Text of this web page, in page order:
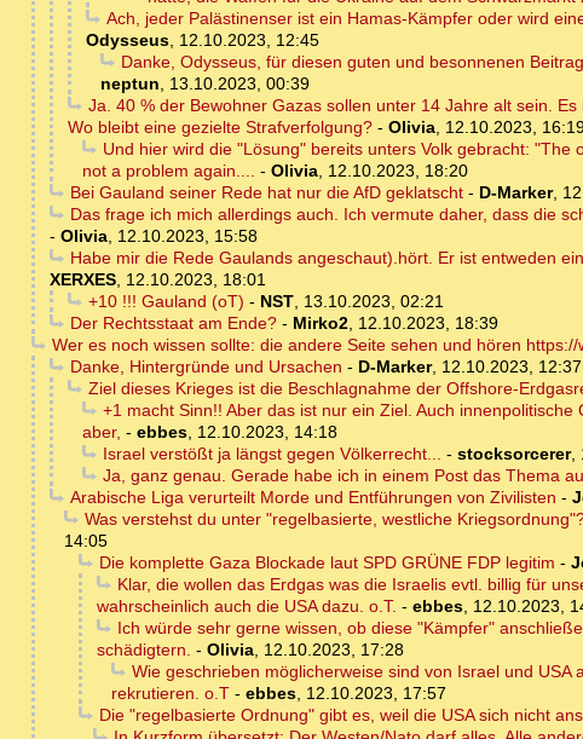
Ach, jeder Palästinenser ist ein Hamas-Kämpfer oder wird
Odysseus, 12.10.2023, 12:45
Danke, Odysseus, für diesen guten und besonnenen
neptun, 13.10.2023, 00:39
Ja. 40 % der Bewohner Gazas sollen unter 14 Jahre alt sein.
Wo bleibt eine gezielte Strafverfolgung? - Olivia, 12.10.2023,
Und hier wird die "Lösung" bereits unters Volk gebracht:
not a problem again.... - Olivia, 12.10.2023, 18:20
Bei Gauland seiner Rede hat nur die AfD geklatscht- D-Marker,
Das frage ich mich allerdings auch. Ich vermute daher, dass die
- Olivia, 12.10.2023, 15:58
Habe mir die Rede Gaulands angeschaut).hört. Er ist entweden
XERXES, 12.10.2023, 18:01
+10 !!! Gauland (oT) - NST, 13.10.2023, 02:21
Der Rechtsstaat am Ende?- Mirko2, 12.10.2023, 18:39
Wer es noch wissen sollte: die andere Seite sehen und hören https://
Danke, Hintergründe und Ursachen - D-Marker, 12.10.2023, 12:37
Ziel dieses Krieges ist die Beschlagnahme der Offshore-
+1 macht Sinn!! Aber das ist nur ein Ziel. Auch
aber, - ebbes, 12.10.2023, 14:18
Israel verstößt ja längst gegen Völkerrecht... - stocksorcerer,
Ja, ganz genau. Gerade habe ich in einem Post das Thema
Arabische Liga verurteilt Morde und Entführungen von Zivilisten -
Was verstehst du unter "regelbasierte, westliche
14:05
Die komplette Gaza Blockade laut SPD GRÜNE FDP legitim -
Klar, die wollen das Erdgas was die Israelis evtl. billig für
wahrscheinlich auch die USA dazu. o.T. - ebbes, 12.10.2023,
Ich würde sehr gerne wissen, ob diese "Kämpfer"
schädigtern. - Olivia, 12.10.2023, 17:28
Wie geschrieben möglicherweise sind von Israel und
rekrutieren. o.T - ebbes, 12.10.2023, 17:57
Die "regelbasierte Ordnung" gibt es, weil die USA sich nicht